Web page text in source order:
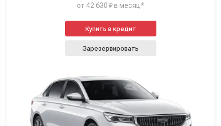
от 42 630 ₽ в месяц*
Купить в кредит
Зарезервировать